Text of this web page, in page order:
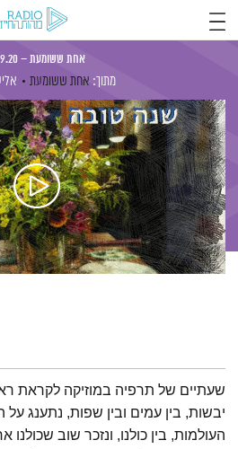
אחת ששומעת – 17.9.20
מתוך: אחת ששומעת
תמצית הפודקאסט
שעתיים של תרפיה במוזיקה לקראת
יבשות, בין עמים ובין שפות, נתענג
העולמות, בין כולנו, ונזכר שוב